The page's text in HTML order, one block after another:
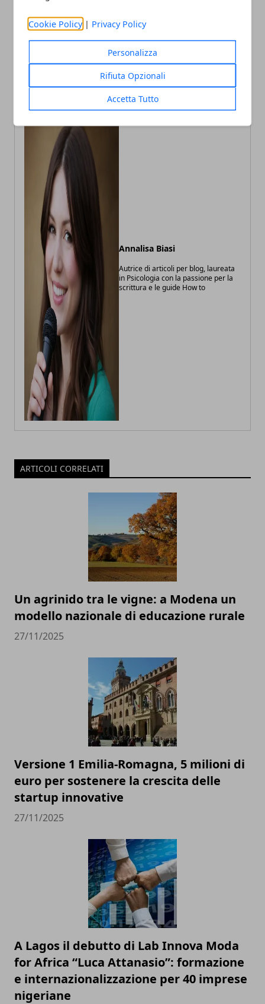
Cookie Policy | Privacy Policy
Personalizza
Rifiuta Opzionali
Accetta Tutto
Articolo Precedente
Controlli mirati nel centro
di Bologna: un intervento
che rafforza la presenza
sul territorio
“Servono risposte sulle
risorse”
Annalisa Biasi
Autrice di articoli per blog, laureata
in Psicologia con la passione per la
scrittura e le guide How to
ARTICOLI CORRELATI
Un agrinido tra le vigne: a Modena un
modello nazionale di educazione rurale
27/11/2025
Versione 1 Emilia-Romagna, 5 milioni di
euro per sostenere la crescita delle
startup innovative
27/11/2025
A Lagos il debutto di Lab Innova Moda
for Africa “Luca Attanasio”: formazione
e internazionalizzazione per 40 imprese
nigeriane